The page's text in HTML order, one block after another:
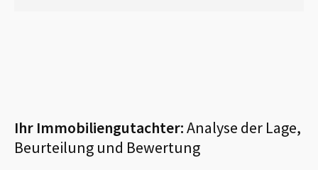
Ihr Immobiliengutachter:Analyse der Lage,
Beurteilung und Bewertung